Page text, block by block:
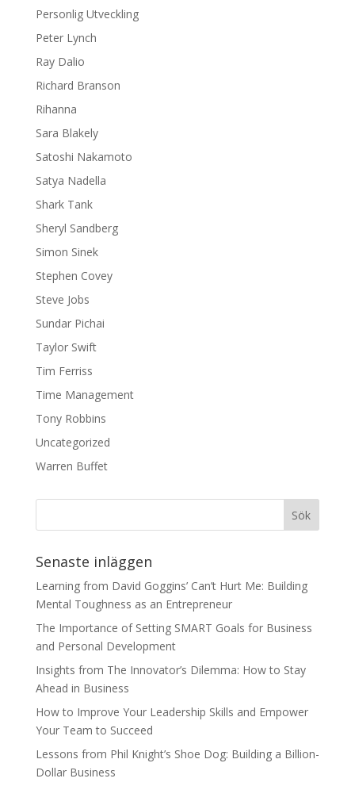
Personlig Utveckling
Peter Lynch
Ray Dalio
Richard Branson
Rihanna
Sara Blakely
Satoshi Nakamoto
Satya Nadella
Shark Tank
Sheryl Sandberg
Simon Sinek
Stephen Covey
Steve Jobs
Sundar Pichai
Taylor Swift
Tim Ferriss
Time Management
Tony Robbins
Uncategorized
Warren Buffet
Senaste inläggen
Learning from David Goggins’ Can’t Hurt Me: Building
Mental Toughness as an Entrepreneur
The Importance of Setting SMART Goals for Business
and Personal Development
Insights from The Innovator’s Dilemma: How to Stay
Ahead in Business
How to Improve Your Leadership Skills and Empower
Your Team to Succeed
Lessons from Phil Knight’s Shoe Dog: Building a Billion-
Dollar Business